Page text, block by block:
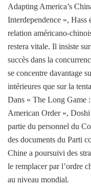
Adapting America’s
Interdependence »,
relation américano-
restera vitale. Il insiste
succès dans la
se concentre davantage
intérieures que sur la
Dans « The Long Game
American Order »,
partie du personnel du
des documents du Parti
Chine a poursuivi des
le remplacer par l’ordre
au niveau mondial.